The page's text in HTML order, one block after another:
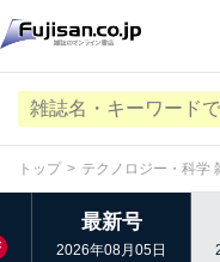
トップ テクノロジー・科学
最新号
2026年08月05日